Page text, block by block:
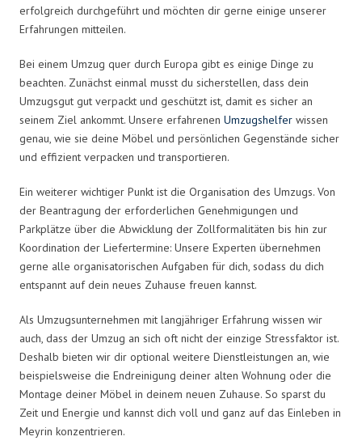
erfolgreich durchgeführt und möchten dir gerne einige unserer
Erfahrungen mitteilen.
Bei einem Umzug quer durch Europa gibt es einige Dinge zu
beachten. Zunächst einmal musst du sicherstellen, dass dein
Umzugsgut gut verpackt und geschützt ist, damit es sicher an
seinem Ziel ankommt. Unsere erfahrenen Umzugshelfer wissen
genau, wie sie deine Möbel und persönlichen Gegenstände sicher
und effizient verpacken und transportieren.
Ein weiterer wichtiger Punkt ist die Organisation des Umzugs. Von
der Beantragung der erforderlichen Genehmigungen und
Parkplätze über die Abwicklung der Zollformalitäten bis hin zur
Koordination der Liefertermine: Unsere Experten übernehmen
gerne alle organisatorischen Aufgaben für dich, sodass du dich
entspannt auf dein neues Zuhause freuen kannst.
Als Umzugsunternehmen mit langjähriger Erfahrung wissen wir
auch, dass der Umzug an sich oft nicht der einzige Stressfaktor ist.
Deshalb bieten wir dir optional weitere Dienstleistungen an, wie
beispielsweise die Endreinigung deiner alten Wohnung oder die
Montage deiner Möbel in deinem neuen Zuhause. So sparst du
Zeit und Energie und kannst dich voll und ganz auf das Einleben in
Meyrin konzentrieren.